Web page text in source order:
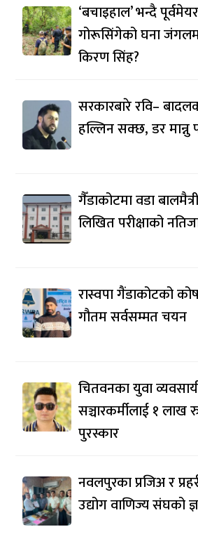
‘बचाइहाल’ भन्दै
गोरूसिंगेको घना
किरण सिंह?
सरकारबारे रवि–
हल्लिन सक्छ, डर मान्नु
गैँडाकोटमा वडा
लिखित परीक्षाको
रास्वपा गैंडाकोटको
गौतम सर्वसम्मत चयन
चितवनका युवा
सञ्चारकर्मीलाई १ लाख
पुरस्कार
नवलपुरका प्रजिअ र
उद्योग वाणिज्य संघको